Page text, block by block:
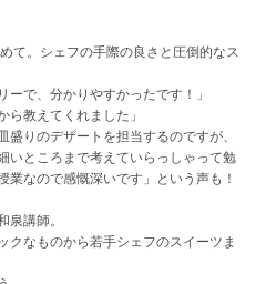
て。シェフの手際の良さと圧倒的なス
ーで、分かりやすかったです！」
ら教えてくれました」
盛りのデザートを担当するのですが、
いところまで考えていらっしゃって勉
なので感慨深いです」という声も！
泉講師。
クなものから若手シェフのスイーツま